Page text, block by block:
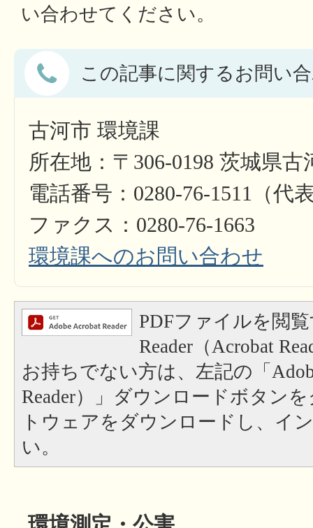
い合わせてください。
この記事に関するお問い
古河市 環境課
所在地：〒306-0198 茨城県古
電話番号：0280-76-1511（代
ファクス：0280-76-1663
環境課へのお問い合わせ
PDFファイルを閲
Reader（Acrobat
お持ちでない方は、左記の「
Reader）」ダウンロードボタン
トウェアをダウンロードし、イ
い。